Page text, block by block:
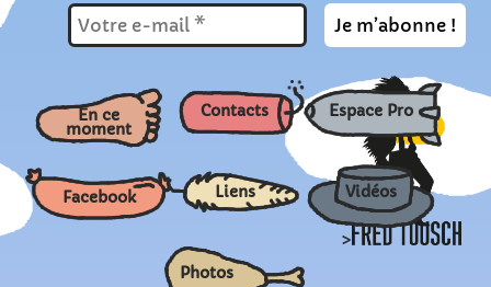
>
En ce
moment
Contacts Espace Pro
Facebook Liens Vidéos
Photos